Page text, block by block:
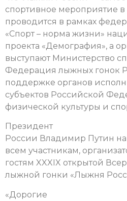
спортивное мероприятие
проводится в рамках
«Спорт – норма жизни»
проекта «Демография», а
выступают Министерство
Федерация лыжных гонок
поддержке органов
субъектов Российской
физической культуры и
Президент
России Владимир Путин
всем участникам,
гостям XXXIX открытой
лыжной гонки «Лыжня
«Дорогие